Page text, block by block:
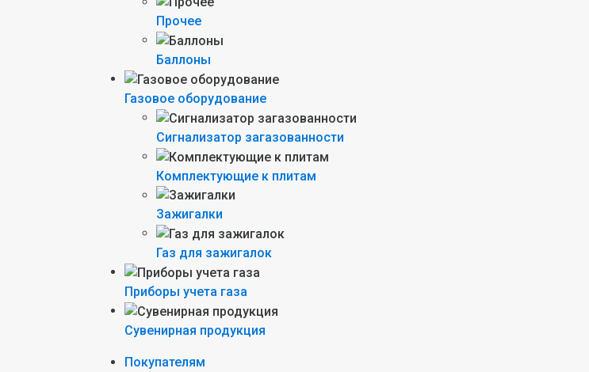
Прочее
Баллоны
Газовое оборудование
Сигнализатор загазованности
Комплектующие к плитам
Зажигалки
Газ для зажигалок
Приборы учета газа
Сувенирная продукция
Покупателям